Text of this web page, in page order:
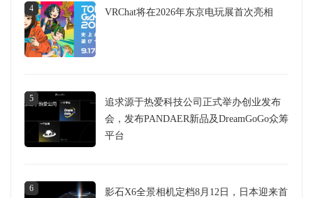
4 VRChat将在2026年东京电玩展首次亮相
5
追求源于热爱科技公司正式举办创业发布
会，发布PANDAER新品及DreamGoGo众筹
平台
6
影石X6全景相机定档8月12日，日本迎来首